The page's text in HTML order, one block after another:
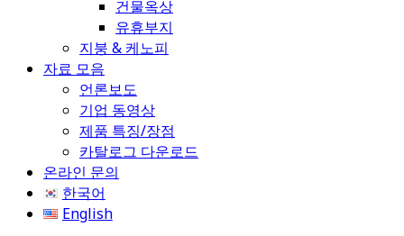
건물옥상
유휴부지
지붕 & 케노피
자료 모음
언론보도
기업 동영상
제품 특징/장점
카탈로그 다운로드
온라인 문의
한국어
English